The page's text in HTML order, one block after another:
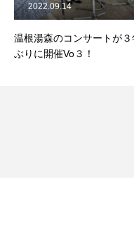
温根湯森のコンサートが３
ぶりに開催Vo３！
2022.09.14